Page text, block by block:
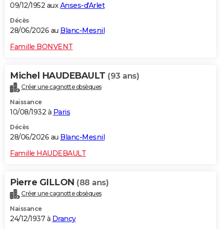
09/12/1952 auxAnses-d'Arlet
Décès
28/06/2026 au Blanc-Mesnil
Famille BONVENT
Michel HAUDEBAULT (93 ans)
Créer une cagnotte obsèques
Naissance
10/08/1932 à Paris
Décès
28/06/2026 au Blanc-Mesnil
Famille HAUDEBAULT
Pierre GILLON (88 ans)
Créer une cagnotte obsèques
Naissance
24/12/1937 à Drancy